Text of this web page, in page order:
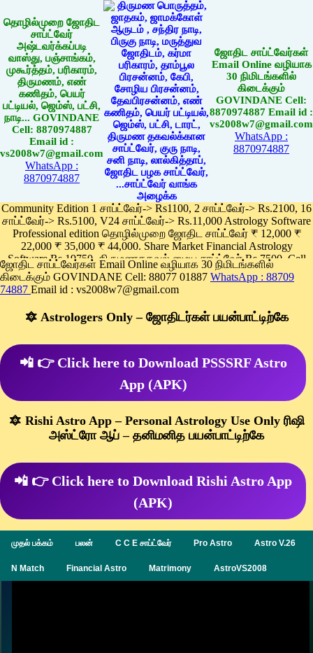
தொழில்முறை ஜோதிட
சாப்ட்வேர்
அஷ்டவர்க்கப்படி
வாஸ்து, பஞ்சாங்கம்,
முகூர்த்தம், பரிகாரம்,
திருமணம், எண்
கணிதம், பெயர்
பட்டியல், ஜெம்ஸ், பட்சி,
நாடி... GOVINDANE
Cell: 8870974887
Email id :
vs2008w7@gmail.com
WhatsApp :
8870974887
ஜோதிட சாப்ட்வேர்கள்
Email Online வழியாக
30 நிமிடங்களில்
கிடைக்கும்
GOVINDANE Cell:
8870974887 Email id :
vs2008w7@gmail.com
WhatsApp :
8870974887
Community Edition 1 சாப்ட்வேர்-> Rs1100, 2 சாப்ட்வேர்-> Rs.2100, 16
சாப்ட்வேர்-> Rs.5100, V24 சாப்ட்வேர்-> Rs.11,000 Astrology Software
Professional edition தொழில்முறை ஜோதிட சாப்ட்வேர் ₹ 12,000 ₹
22,000 ₹ 35,000 ₹ 44,000. Share Market Financial Astrology
Software Rs.19750, திருமணதகவல் மைய சாப்ட்வேர் Rs.7500, Cell
Phone App Rs. 1100
Pay online
ஜோதிட சாப்ட்வேர்கள் Email Online வழியாக 30 நிமிடங்களில்
கிடைக்கும் GOVINDANE Cell: 88077 01887 WhatsApp : 88709
74887 Email id : vs2008w7@gmail.com
🔯 Astrologers Only – ஜோதிடர்கள் பயன்பாட்டிற்கே
📲 👉 Click here to Download PSSSRF Astro
App (APK)
🔯 Rishi Astro App – Personal Astrology Use Only ரிஷி
அஸ்ட்ரோ ஆப் – தனிமனித பயன்பாட்டிற்கே
📲 👉 Click here to Download Rishi Astro App
(APK)
முதல் பக்கம் பலன் C C E சாப்ட்வேர் Pro Astro Astro V.26
N Match Financial Astro Matrimony AstroVS2008